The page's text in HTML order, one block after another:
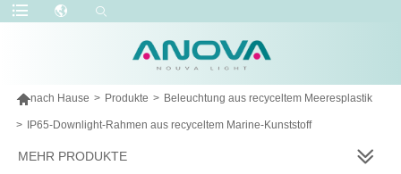
nach Hause > Produkte > Beleuchtung aus recyceltem Meeresplastik
> IP65-Downlight-Rahmen aus recyceltem Marine-Kunststoff
MEHR PRODUKTE